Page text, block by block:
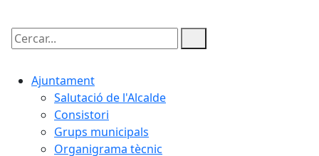
Cercar:
Ajuntament
Salutació de l'Alcalde
Consistori
Grups municipals
Organigrama tècnic